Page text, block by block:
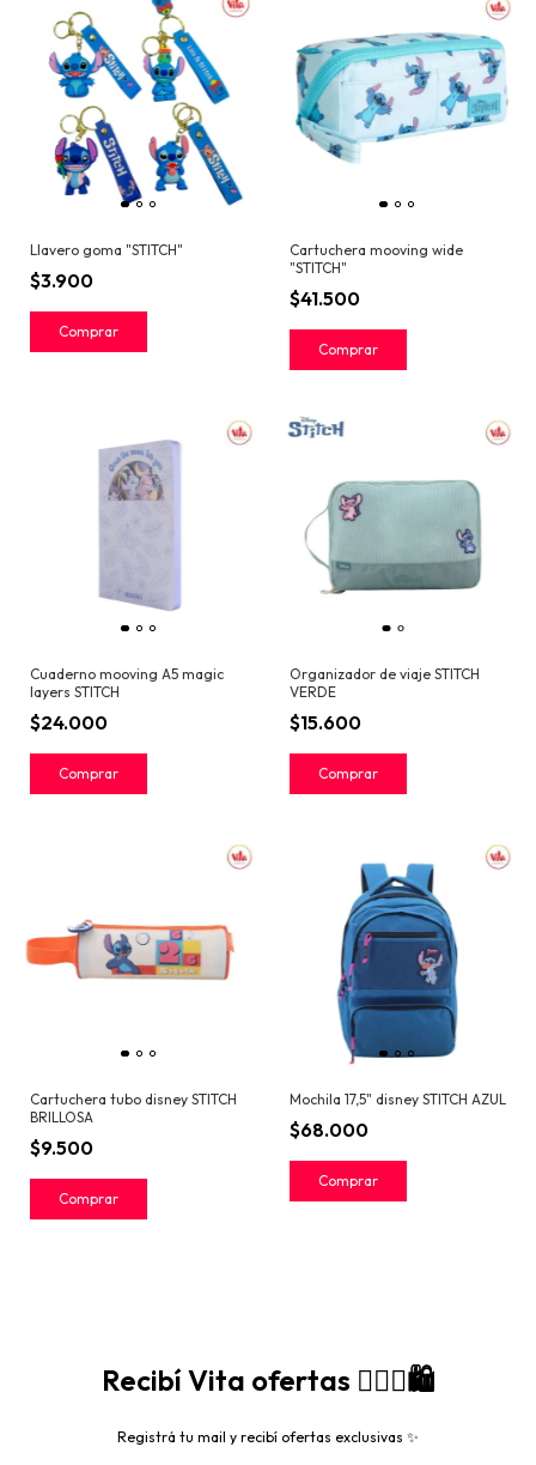
Llavero goma "STITCH"
$3.900
Cartuchera mooving wide
"STITCH"
$41.500
Cuaderno mooving A5 magic
layers STITCH
$24.000
Organizador de viaje STITCH
VERDE
$15.600
Cartuchera tubo disney STITCH
BRILLOSA
$9.500
Mochila 17,5" disney STITCH AZUL
$68.000
Recibí Vita ofertas 🙋🏻‍♀️🛍️
Registrá tu mail y recibí ofertas exclusivas ✨